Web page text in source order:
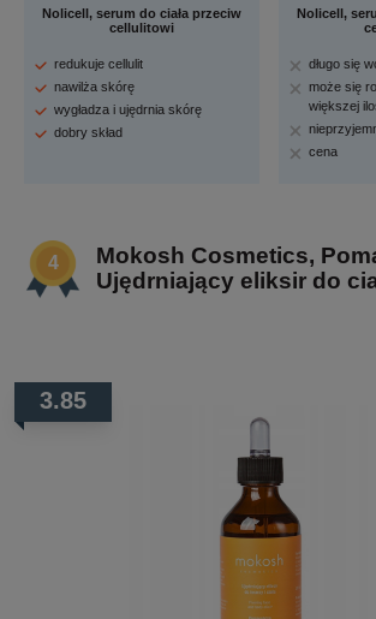
Nolicell, serum do ciała przeciw
cellulitowi
redukuje cellulit
nawilża skórę
wygładza i ujędrnia skórę
dobry skład
Nolicell,
długo się
może się
większej
cena
Mokosh Cosmetics,
Ujędrniający eliksir do
3.85